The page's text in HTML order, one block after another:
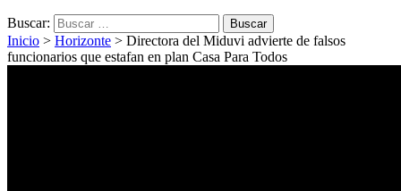
Buscar:
Inicio > Horizonte > Directora del Miduvi advierte de falsos
funcionarios que estafan en plan Casa Para Todos